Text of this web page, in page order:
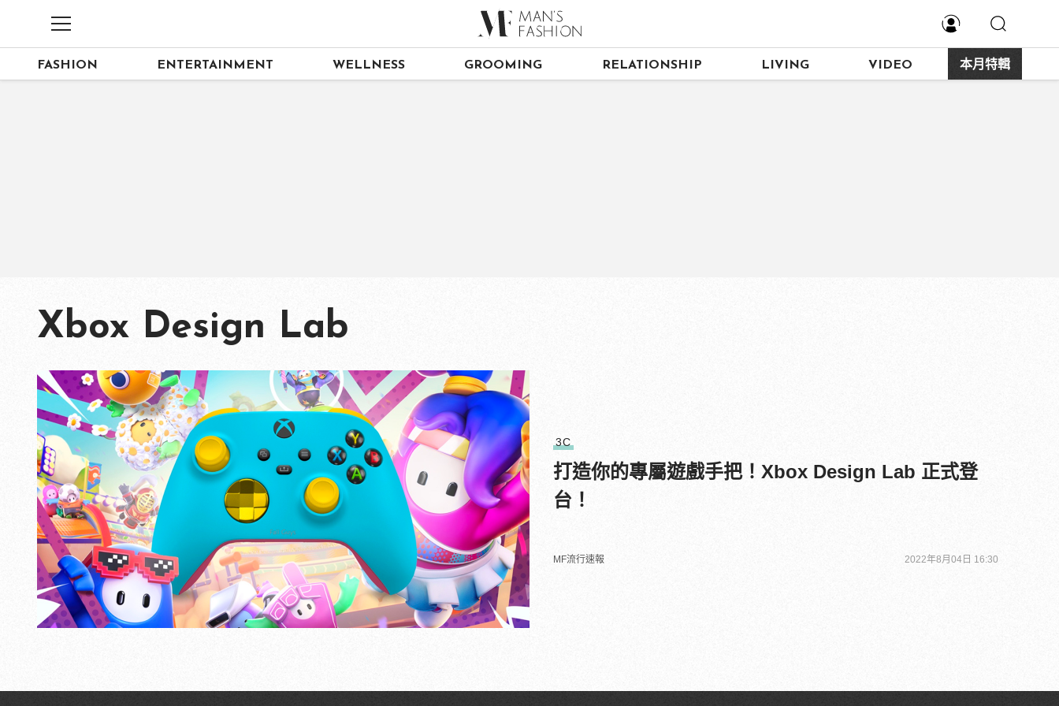
FASHION ENTERTAINMENT WELLNESS GROOMING RELATIONSHIP LIVING VIDEO 本月特輯
Xbox Design Lab
3C
打造你的專屬遊戲手把！Xbox Design Lab 正式登
台！
MF流行速報 2022年8月04日 16:30